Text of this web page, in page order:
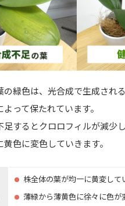
の緑色は、光合成で生成され
よって保たれています。
足するとクロロフィルが減少
色に変色していきます。
株全体の葉が均一に黄変して
薄緑から薄黄色に徐々に色が